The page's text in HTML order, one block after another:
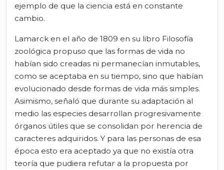
ejemplo de que la ciencia está en constante
cambio.
Lamarck en el año de 1809 en su libro Filosofía
zoológica propuso que las formas de vida no
habían sido creadas ni permanecían inmutables,
como se aceptaba en su tiempo, sino que habían
evolucionado desde formas de vida más simples.
Asimismo, señaló que durante su adaptación al
medio las especies desarrollan progresivamente
órganos útiles que se consolidan por herencia de
caracteres adquiridos. Y para las personas de esa
época esto era aceptado ya que no existía otra
teoría que pudiera refutar a la propuesta por